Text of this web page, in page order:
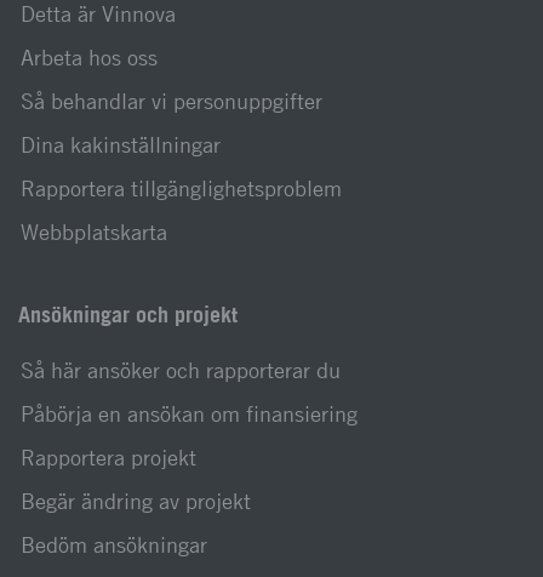
Detta är Vinnova
Arbeta hos oss
Så behandlar vi personuppgifter
Dina kakinställningar
Rapportera tillgänglighetsproblem
Webbplatskarta
Ansökningar och projekt
Så här ansöker och rapporterar du
Påbörja en ansökan om finansiering
Rapportera projekt
Begär ändring av projekt
Bedöm ansökningar